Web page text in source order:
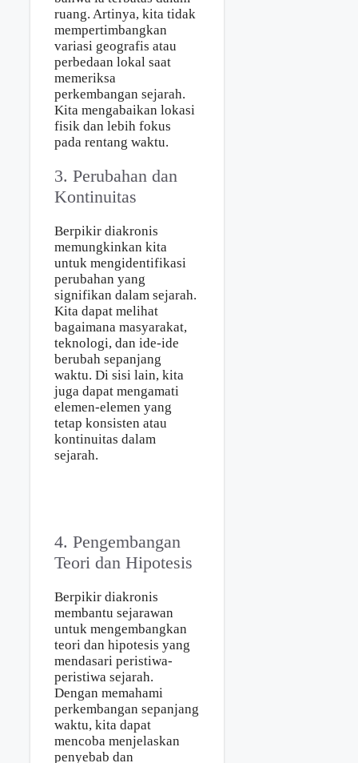
ruang. Artinya, kita tidak
mempertimbangkan
variasi geografis atau
perbedaan lokal saat
memeriksa
perkembangan sejarah.
Kita mengabaikan lokasi
fisik dan lebih fokus
pada rentang waktu.
3. Perubahan dan
Kontinuitas
Berpikir diakronis
memungkinkan kita
untuk mengidentifikasi
perubahan yang
signifikan dalam sejarah.
Kita dapat melihat
bagaimana masyarakat,
teknologi, dan ide-ide
berubah sepanjang
waktu. Di sisi lain, kita
juga dapat mengamati
elemen-elemen yang
tetap konsisten atau
kontinuitas dalam
sejarah.
4. Pengembangan
Teori dan Hipotesis
Berpikir diakronis
membantu sejarawan
untuk mengembangkan
teori dan hipotesis yang
mendasari peristiwa-
peristiwa sejarah.
Dengan memahami
perkembangan sepanjang
waktu, kita dapat
mencoba menjelaskan
penyebab dan